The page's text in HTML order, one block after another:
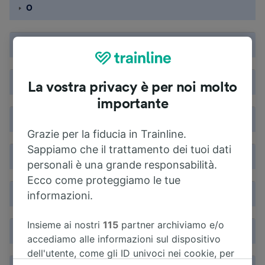
O
Q
S
T
U
La vostra privacy è per noi molto
importante
Grazie per la fiducia in Trainline.
Sappiamo che il trattamento dei tuoi dati
personali è una grande responsabilità.
Ecco come proteggiamo le tue
informazioni.
Insieme ai nostri115 partner archiviamo e/o
accediamo alle informazioni sul dispositivo
dell'utente, come gli ID univoci nei cookie, per